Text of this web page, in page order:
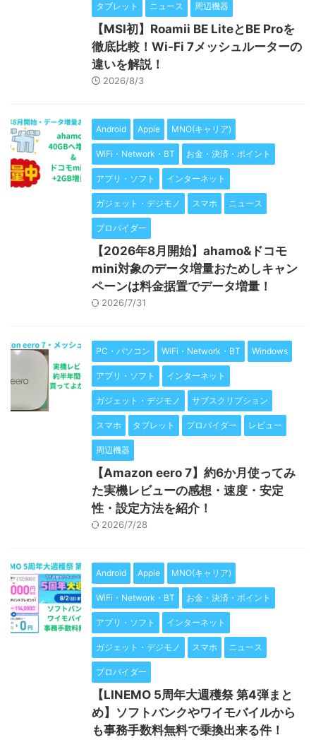
タブレット ニュース 周辺機器
【MSI初】Roamii BE LiteとBE Proを
徹底比較！Wi-Fi 7メッシュルーターの
違いを解説！
2026/8/3
Android Apple MNO(キャリア)
WiFi・Network・BT お金・決済・ポイント
アプリ・ソフト インターネット
ガジェット・デジモノ スマホ ニュース
プロバイダー
【2026年8月開始】ahamo&ドコモ
mini対象のデータ増量おためしキャン
ペーンは料金据置でデータ増量！
2026/7/31
PC・パソコン WiFi・Network・BT Windows
アプリ・ソフト インターネット
ガジェット・デジモノ サブスクリプション
スマホ タブレット プロバイダー レビュー
周辺機器
【Amazon eero 7】約6か月使ってみ
た実機レビューの感想・速度・安定
性・設定方法を紹介！
2026/7/28
Android Apple MNO(キャリア)
WiFi・Network・BT お金・決済・ポイント
アプリ・ソフト インターネット
ガジェット・デジモノ スマホ ニュース
プロバイダー
【LINEMO 5周年大週穫祭 第4弾まと
め】ソフトバンクやワイモバイルから
も事務手数料無料で乗換出来る件！